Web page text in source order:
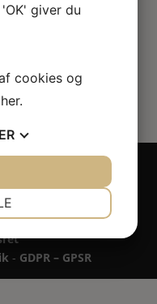
RoseLines
logo, tekst og
& reklamation -
- GDPR – GPSR
giver du
cookies og
her.
STATISTIK